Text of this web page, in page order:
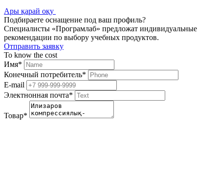
Ары қарай оқу
Подбираете оснащение под ваш профиль?
Специалисты «Програмлаб» предложат индивидуальные
рекомендации по выбору учебных продуктов.
Отправить заявку
To know the cost
Имя*
Конечный потребитель*
E-mail
Электнонная почта*
Товар*